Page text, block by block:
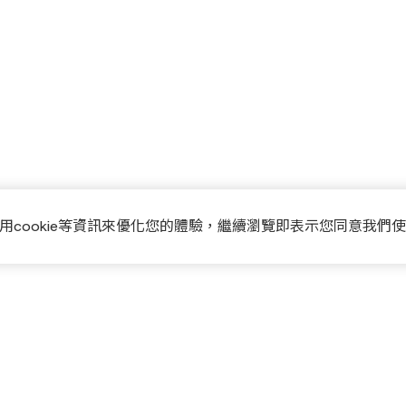
cookie等資訊來優化您的體驗，繼續瀏覽即表示您同意我們